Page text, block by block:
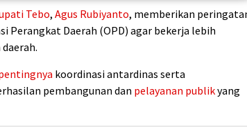
Tebo, Agus Rubiyanto, memberikan
Perangkat Daerah (OPD) agar bekerja lebih
koordinasi antardinas serta
pembangunan dan pelayanan publikyang